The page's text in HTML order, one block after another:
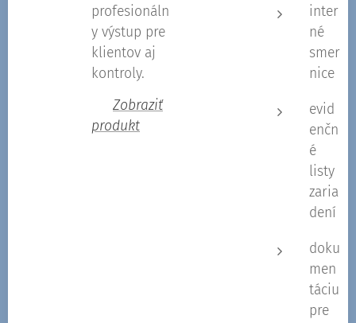
profesionáln
y výstup pre
klientov aj
kontroly.
Zobraziť
produkt
inter
né
smer
nice
evid
enčn
é
listy
zaria
dení
doku
men
táciu
pre